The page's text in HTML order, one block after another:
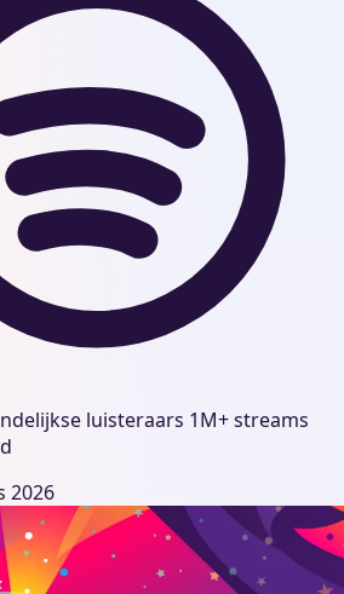
luisteraars 1M+ streams
2026